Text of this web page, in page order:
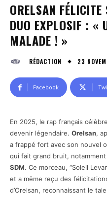
ORELSAN
DUO EXPLOSIF : «
MALADE ! »
RÉDACTION 23
Facebook
En 2025, le rap français
devenir légendaire. Orelsan,
a frappé fort avec son nouvel
qui fait grand bruit,
SDM. Ce morceau, “Soleil
et a même reçu des
d’Orelsan, reconnaissant le